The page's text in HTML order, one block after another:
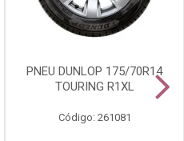
PNEU DUNLOP 175/70R14
TOURING R1XL
Código: 261081